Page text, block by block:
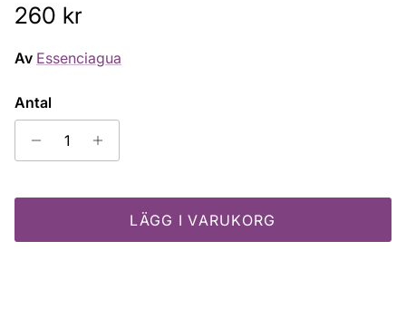
Ordinarie pris
260 kr
Av Essenciagua
Antal
LÄGG I VARUKORG